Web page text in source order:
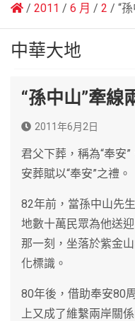
2011 6 月 2 “
中華大地
“孫中山”牽線
2011年6月2日
君父下葬，稱為“奉安
安葬賦以“奉安”之禮。
82年前，當孫中山先
地數十萬民眾為他送
那一刻，坐落於紫金
化標識。
80年後，借助奉安80
上又成了維繫兩岸關